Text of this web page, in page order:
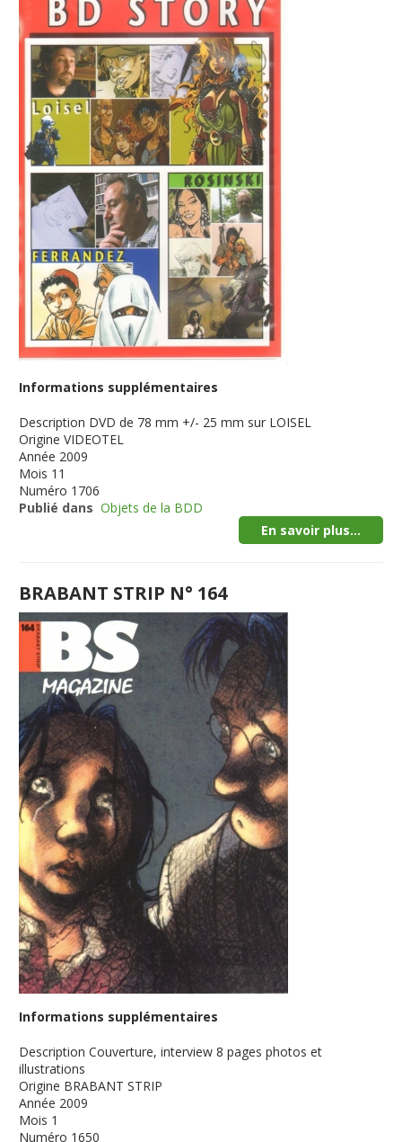
Informations supplémentaires
Description DVD de 78 mm +/- 25 mm sur LOISEL
Origine VIDEOTEL
Année 2009
Mois 11
Numéro 1706
Publié dans Objets de la BDD
En savoir plus...
BRABANT STRIP N° 164
Informations supplémentaires
Description Couverture, interview 8 pages photos et
illustrations
Origine BRABANT STRIP
Année 2009
Mois 1
Numéro 1650